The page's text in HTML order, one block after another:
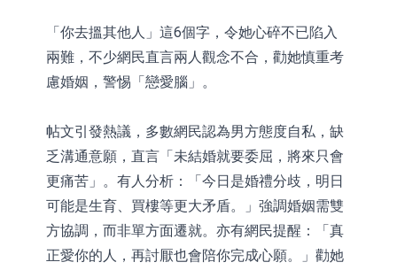
「你去搵其他人」這6個字，令她心碎不已陷入
兩難，不少網民直言兩人觀念不合，勸她慎重考
慮婚姻，警惕「戀愛腦」。
帖文引發熱議，多數網民認為男方態度自私，缺
乏溝通意願，直言「未結婚就要委屈，將來只會
更痛苦」。有人分析：「今日是婚禮分歧，明日
可能是生育、買樓等更大矛盾。」強調婚姻需雙
方協調，而非單方面遷就。亦有網民提醒：「真
正愛你的人，再討厭也會陪你完成心願。」勸她